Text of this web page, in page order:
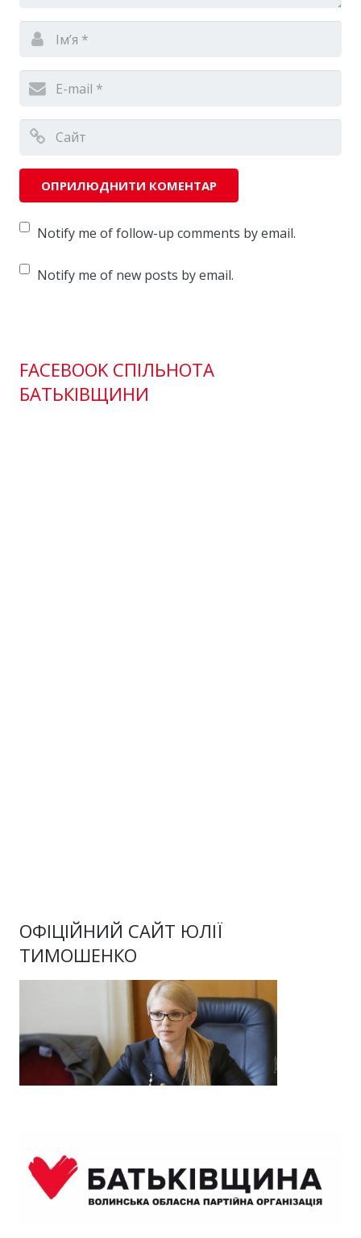
Notify me of follow-up comments by email.
Notify me of new posts by email.
FACEBOOK СПІЛЬНОТА
БАТЬКІВЩИНИ
ОФІЦІЙНИЙ САЙТ ЮЛІЇ
ТИМОШЕНКО